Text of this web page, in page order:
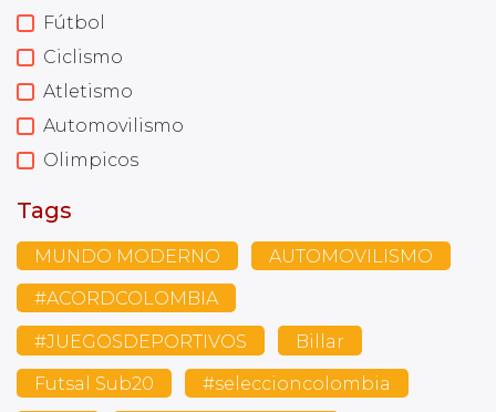
Fútbol
Ciclismo
Atletismo
Automovilismo
Olimpicos
Tags
MUNDO MODERNO AUTOMOVILISMO
#ACORDCOLOMBIA
#JUEGOSDEPORTIVOS Billar
Futsal Sub20 #seleccioncolombia